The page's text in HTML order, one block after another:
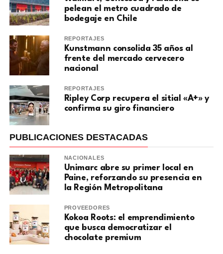
pelean el metro cuadrado de
bodegaje en Chile
REPORTAJES
Kunstmann consolida 35 años al
frente del mercado cervecero
nacional
REPORTAJES
Ripley Corp recupera el sitial «A+» y
confirma su giro financiero
PUBLICACIONES DESTACADAS
NACIONALES
Unimarc abre su primer local en
Paine, reforzando su presencia en
la Región Metropolitana
PROVEEDORES
Kokoa Roots: el emprendimiento
que busca democratizar el
chocolate premium